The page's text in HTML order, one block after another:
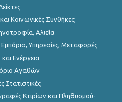
2012
2012
2011
Κοινωνικές Συνθήκες
Αλιεία
Εμπόριο, Υπηρεσίες, Μεταφορές
Ενέργεια
Αγαθών
Στατιστικές
Κτιρίων και Πληθυσμού-